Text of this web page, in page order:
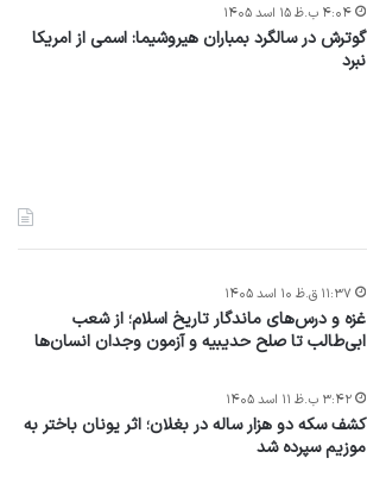
گوترش در سالگرد بمباران هیروشیما: اسمی از امریکا
نبرد
۴:۰۴ ب.ظ ۱۵ اسد ۱۴۰۵
غزه و درس‌های ماندگار تاریخ اسلام؛ از شعب
ابی‌طالب تا صلح حدیبیه و آزمون وجدان انسان‌ها
۱۱:۳۷ ق.ظ ۱۰ اسد ۱۴۰۵
کشف سکه دو هزار ساله در بغلان؛ اثر یونان باختر به
موزیم سپرده شد
۳:۴۲ ب.ظ ۱۱ اسد ۱۴۰۵